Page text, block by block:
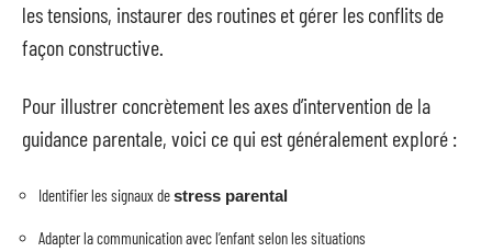
les tensions, instaurer des routines et gérer les conflits de
façon constructive.
Pour illustrer concrètement les axes d’intervention de la
guidance parentale, voici ce qui est généralement exploré :
Identifier les signaux destress parental
Adapter la communication avec l’enfant selon les situations